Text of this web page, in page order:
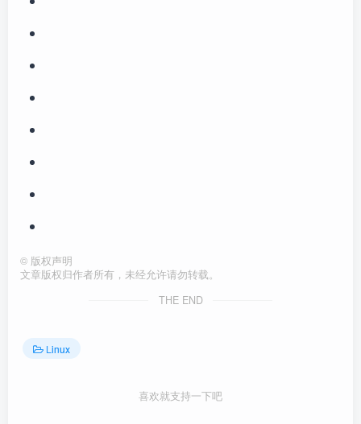
© 版权声明
文章版权归作者所有，未经允许请勿转载。
THE END
Linux
喜欢就支持一下吧